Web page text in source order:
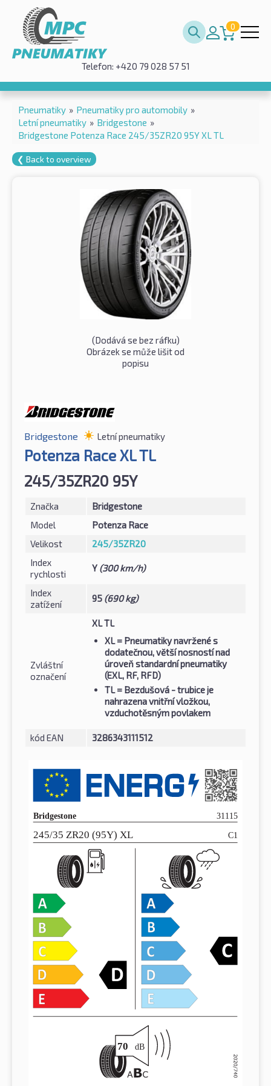
0
Telefon: +420 79 028 57 51
Pneumatiky » Pneumatiky pro automobily »
Letní pneumatiky » Bridgestone »
Bridgestone Potenza Race 245/35ZR20 95Y XL TL
❮ Back to overview
(Dodává se bez ráfku)
Obrázek se může lišit od
popisu
Bridgestone Letní pneumatiky
Potenza Race XL TL
245/35ZR20 95Y
Značka
Bridgestone
Model
Potenza Race
Velikost
245/35ZR20
Index
rychlosti
Y (300 km/h)
Index
zatížení
95 (690 kg)
Zvláštní
označení
XL TL
XL= Pneumatiky navržené s
dodatečnou, větší nosností nad
úroveň standardní pneumatiky
(EXL, RF, RFD)
TL= Bezdušová - trubice je
nahrazena vnitřní vložkou,
vzduchotěsným povlakem
kód EAN 3286343111512